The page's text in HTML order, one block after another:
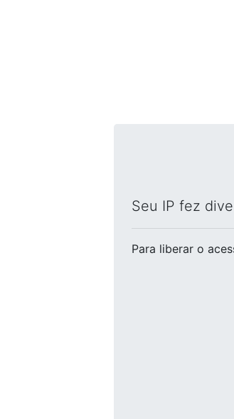
Seu IP fez
Para liberar o